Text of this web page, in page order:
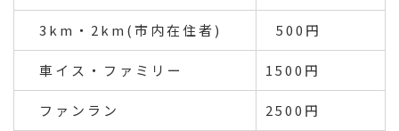
3km・2km(市内在住者) 500円
車イス・ファミリー 1500円
ファンラン 2500円